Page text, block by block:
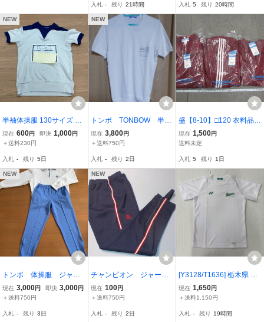
入札 - 残り 21時間
品 / 学校ジャージ（7-17)
入札 5 残り 20時間
NEW
半袖体操服 130サイズ 1
枚 ギャレックス
現在 600円 即決 1,000円
＋送料230円
入札 - 残り 5日
NEW
トンボ TONBOW 半袖
シャツ 白 影森中 サ
イズ 2L ｄ
現在 3,800円
＋送料750円
入札 - 残り 2日
盛【8-10】□120 衣料品店
在庫品 トンボ 体育着 体
操着 LLサイズ 3点セット
えんじ×白3本線 未使用
現在 1,500円
送料未定
入札 5 残り 1日
NEW
トンボ 体操服 ジャー
ジ 上下 2L
現在 3,000円 即決 3,000円
＋送料750円
入札 - 残り 3日
NEW
チャンピオン ジャージ
パンツ サイズ L
現在 100円
＋送料750円
入札 - 残り 2日
[Y3128/T1636] 栃木県 文
星芸術大学附属高校 体操
着 1点 /指定品/校名入り/S
色緑/YONEX/女子卒業生
現在 1,650円
＋送料1,150円
入札 - 残り 19時間